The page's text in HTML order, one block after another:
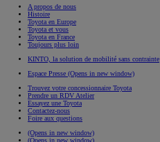
A propos de nous
Histoire
Toyota en Europe
Toyota et vous
Toyota en France
Toujours plus loin
KINTO, la solution de mobilité sans contrainte
Espace Presse (Opens in new window)
Trouvez votre concessionnaire Toyota
Prendre un RDV Atelier
Essayez une Toyota
Contactez-nous
Foire aux questions
(Opens in new window)
(Opens in new window)